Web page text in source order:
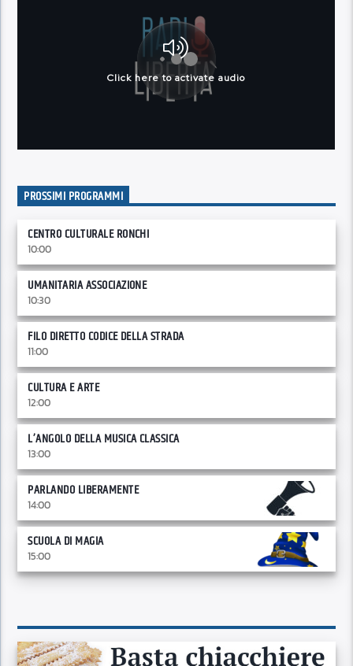
PROSSIMI PROGRAMMI
CENTRO CULTURALE RONCHI
10:00
UMANITARIA ASSOCIAZIONE
10:30
FILO DIRETTO CODICE DELLA STRADA
11:00
CULTURA E ARTE
12:00
L’ANGOLO DELLA MUSICA CLASSICA
13:00
PARLANDO LIBERAMENTE
14:00
SCUOLA DI MAGIA
15:00